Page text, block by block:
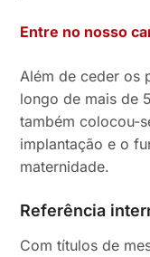
Entre no nosso
Além de ceder os
longo de mais de
também colocou-
implantação e o
maternidade.
Referência
Com títulos de